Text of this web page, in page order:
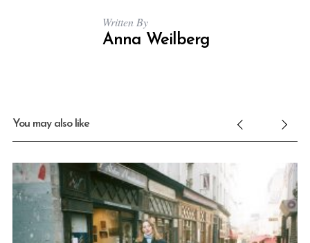
Written By
Anna Weilberg
You may also like